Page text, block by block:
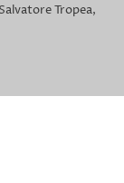
Tropea,